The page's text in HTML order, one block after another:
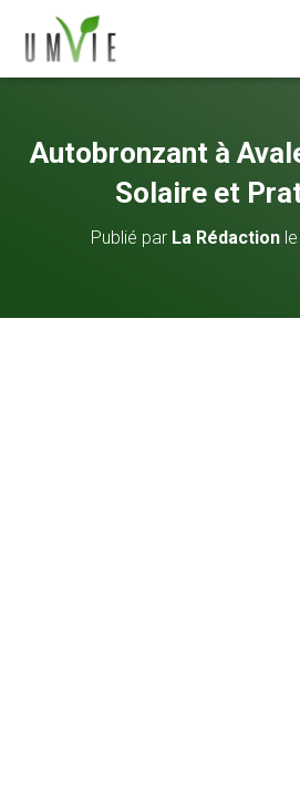
Autobronzant à
Solaire et
Publié par La Rédactionle